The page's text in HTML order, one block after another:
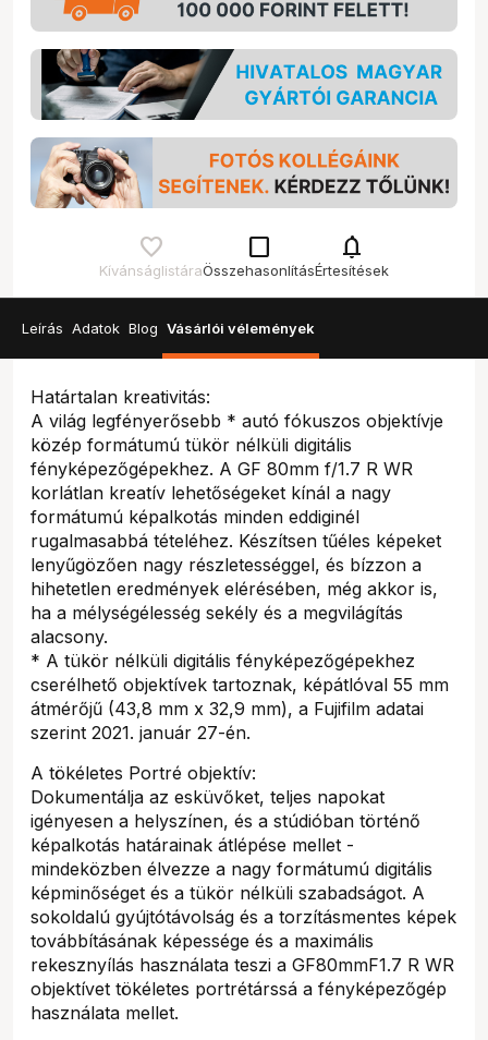
Kívánságlistára
check_box_outline_blank
Összehasonlítás
notifications
Értesítések
Leírás Adatok Blog Vásárlói vélemények
Határtalan kreativitás:
A világ legfényerősebb * autó fókuszos objektívje
közép formátumú tükör nélküli digitális
fényképezőgépekhez. A GF 80mm f/1.7 R WR
korlátlan kreatív lehetőségeket kínál a nagy
formátumú képalkotás minden eddiginél
rugalmasabbá tételéhez. Készítsen tűéles képeket
lenyűgözően nagy részletességgel, és bízzon a
hihetetlen eredmények elérésében, még akkor is,
ha a mélységélesség sekély és a megvilágítás
alacsony.
* A tükör nélküli digitális fényképezőgépekhez
cserélhető objektívek tartoznak, képátlóval 55 mm
átmérőjű (43,8 mm x 32,9 mm), a Fujifilm adatai
szerint 2021. január 27-én.
A tökéletes Portré objektív:
Dokumentálja az esküvőket, teljes napokat
igényesen a helyszínen, és a stúdióban történő
képalkotás határainak átlépése mellet -
mindeközben élvezze a nagy formátumú digitális
képminőséget és a tükör nélküli szabadságot. A
sokoldalú gyújtótávolság és a torzításmentes képek
továbbításának képessége és a maximális
rekesznyílás használata teszi a GF80mmF1.7 R WR
objektívet tökéletes portrétárssá a fényképezőgép
használata mellet.